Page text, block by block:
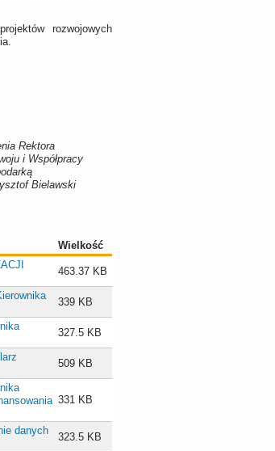
rozwojowych
Rektora
i Współpracy
Bielawski
Wielkość
463.37 KB
339 KB
327.5 KB
509 KB
331 KB
danych
323.5 KB